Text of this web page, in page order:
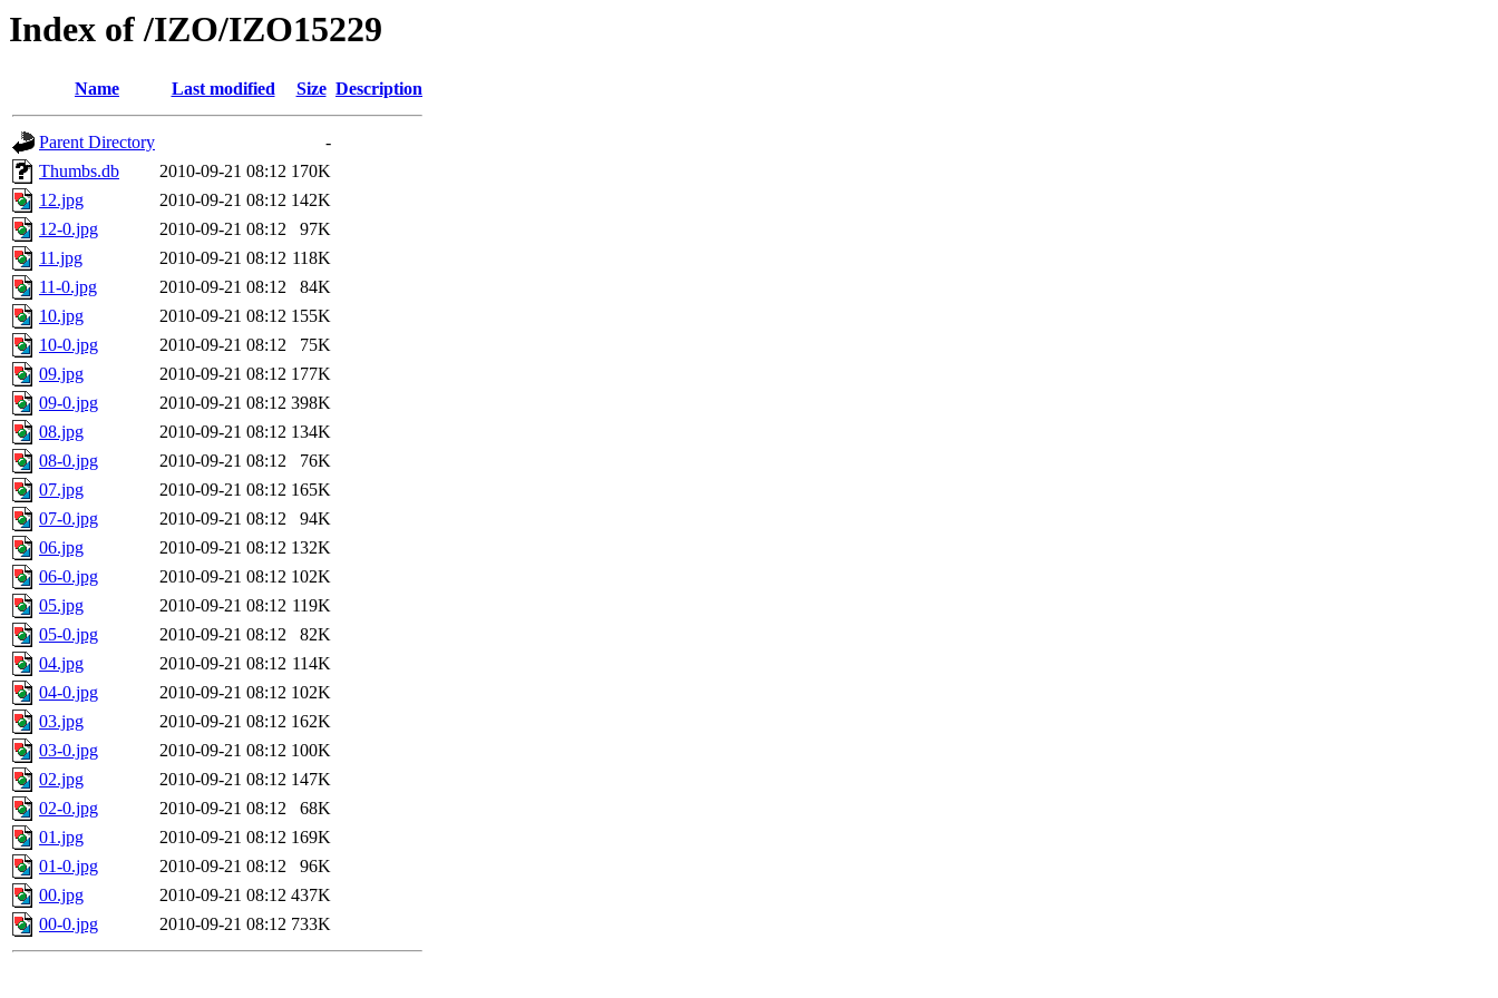
Index of /IZO/IZO15229
Name Last modified Size Description
Parent Directory
-
Thumbs.db
2010-09-21 08:12 170K
12.jpg
2010-09-21 08:12 142K
12-0.jpg
2010-09-21 08:12
97K
11.jpg
2010-09-21 08:12 118K
11-0.jpg
2010-09-21 08:12
84K
10.jpg
2010-09-21 08:12 155K
10-0.jpg
2010-09-21 08:12
75K
09.jpg
2010-09-21 08:12 177K
09-0.jpg
2010-09-21 08:12 398K
08.jpg
2010-09-21 08:12 134K
08-0.jpg
2010-09-21 08:12
76K
07.jpg
2010-09-21 08:12 165K
07-0.jpg
2010-09-21 08:12
94K
06.jpg
2010-09-21 08:12 132K
06-0.jpg
2010-09-21 08:12 102K
05.jpg
2010-09-21 08:12 119K
05-0.jpg
2010-09-21 08:12
82K
04.jpg
2010-09-21 08:12 114K
04-0.jpg
2010-09-21 08:12 102K
03.jpg
2010-09-21 08:12 162K
03-0.jpg
2010-09-21 08:12 100K
02.jpg
2010-09-21 08:12 147K
02-0.jpg
2010-09-21 08:12
68K
01.jpg
2010-09-21 08:12 169K
01-0.jpg
2010-09-21 08:12
96K
00.jpg
2010-09-21 08:12 437K
00-0.jpg
2010-09-21 08:12 733K